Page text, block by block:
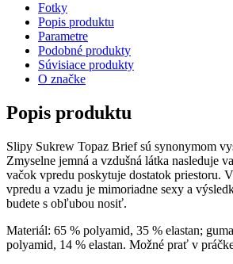
Fotky
Popis produktu
Parametre
Podobné produkty
Súvisiace produkty
O značke
Popis produktu
Slipy Sukrew Topaz Brief sú synonymom
Zmyselne jemná a vzdušná látka nasleduje
vačok vpredu poskytuje dostatok priestoru.
vpredu a vzadu je mimoriadne sexy a
budete s obľubou nosiť.
Materiál: 65 % polyamid, 35 % elastan;
polyamid, 14 % elastan. Možné prať v